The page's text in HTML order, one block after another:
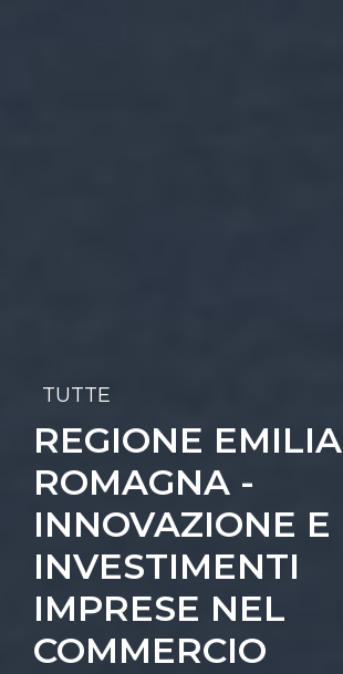
TUTTE
REGIONE EMILIA
ROMAGNA -
INNOVAZIONE E
INVESTIMENTI
IMPRESE NEL
COMMERCIO